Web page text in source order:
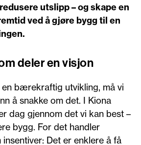
redusere utslipp – og skape en
ved å gjøre bygg til en
deler en visjon
en bærekraftig utvikling, må vi
å snakke om det. I Kiona
dag gjennom det vi kan best –
bygg. For det handler
insentiver: Det er enklere å få